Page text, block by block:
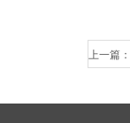
上一篇：